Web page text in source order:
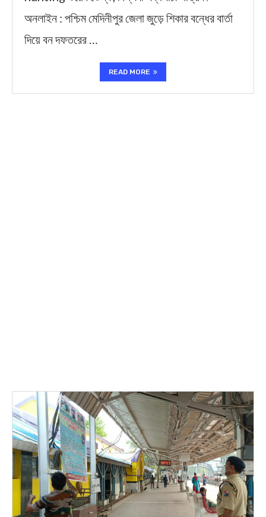
অনলাইন : পশ্চিম মেদিনীপুর জেলা জুড়ে শিকার বন্ধের বার্তা
দিয়ে বন দফতরের …
READ MORE